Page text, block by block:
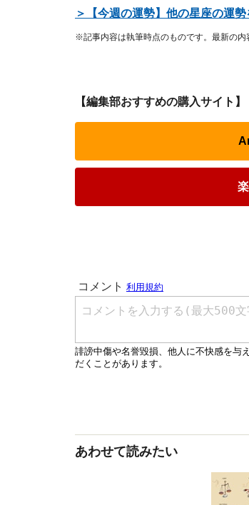
＞【今週の運勢】他の星座の運勢
※記事内容は執筆時点のものです。最新の内
【編集部おすすめの購入サイト】
あわせて読みたい